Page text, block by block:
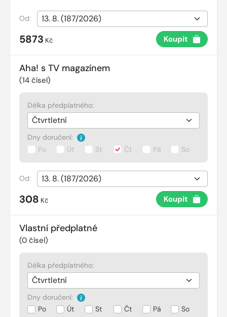
Od:
5873 Kč Koupit
Aha! s TV magazínem
(14 čísel)
Délka předplatného:
Dny doručení:
Po
Út St Čt Pá So
Od:
308 Kč Koupit
Vlastní předplatné
(0 čísel)
Délka předplatného:
Dny doručení:
Po
Út St Čt Pá So